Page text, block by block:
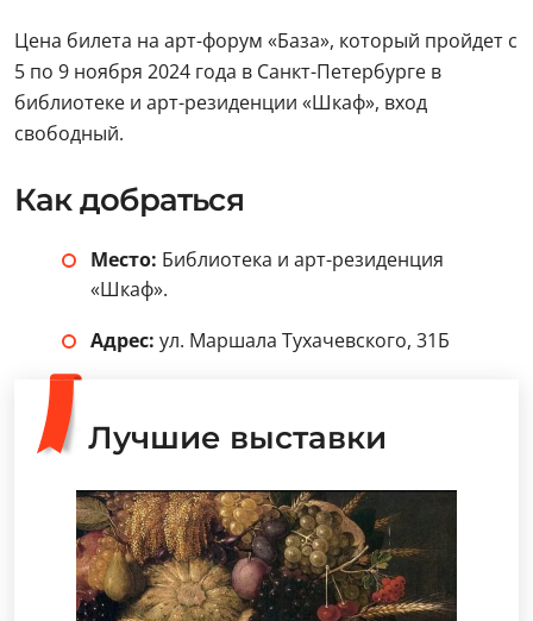
Цена билета на арт-форум «База», который пройдет с
5 по 9 ноября 2024 года в Санкт-Петербурге в
библиотеке и арт-резиденции «Шкаф», вход
свободный.
Как добраться
Место: Библиотека и арт-резиденция
«Шкаф».
Адрес: ул. Маршала Тухачевского, 31Б
Лучшие выставки